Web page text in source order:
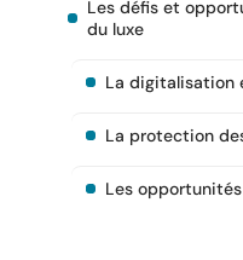
Les défis et
du luxe
La digitalisation
La protection
Les